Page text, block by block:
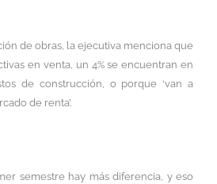
de obras, la ejecutiva menciona que
en venta, un 4% se encuentran en
de construcción, o porque ‘van a
de renta’.
semestre hay más diferencia, y eso